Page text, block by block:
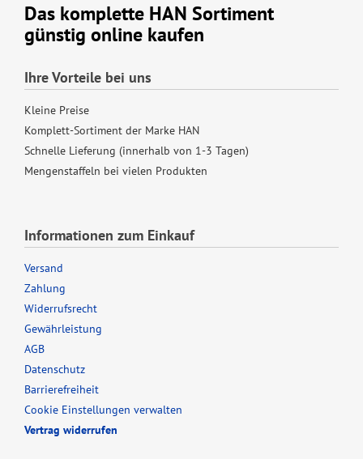
Das komplette HAN Sortiment
günstig online kaufen
Ihre Vorteile bei uns
Kleine Preise
Komplett-Sortiment der Marke HAN
Schnelle Lieferung (innerhalb von 1-3 Tagen)
Mengenstaffeln bei vielen Produkten
Informationen zum Einkauf
Versand
Zahlung
Widerrufsrecht
Gewährleistung
AGB
Datenschutz
Barrierefreiheit
Cookie Einstellungen verwalten
Vertrag widerrufen